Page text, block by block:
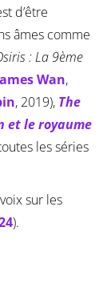
d’être
âmes comme
: La 9ème
Wan,
, 2019), The
et le royaume
les séries
sur les
).